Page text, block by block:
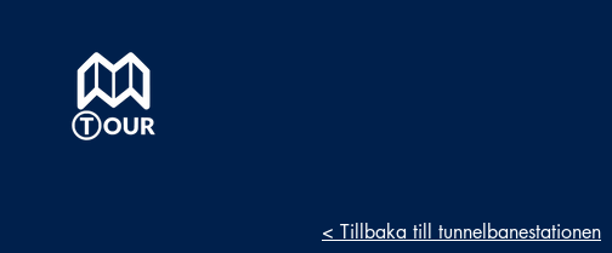
< Tillbaka till tunnelbanestationen